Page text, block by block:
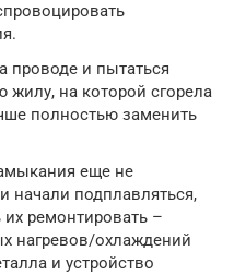
проводе и пытаться
жилу, на которой сгорела
полностью заменить
еще не
начали подплавляться,
их ремонтировать –
нагревов/охлаждений
и устройство